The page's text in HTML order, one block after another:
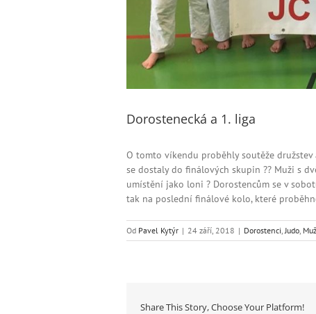
Dorostenecká a 1. liga
O tomto víkendu proběhly soutěže
se dostaly do finálových skupin ?? Muži s
umístění jako loni ? Dorostencům se v
tak na poslední finálové kolo, které
Od Pavel Kytýr | 24 září, 2018 | Dorostenci,Judo,
Share This Story, Choose Your Platform!